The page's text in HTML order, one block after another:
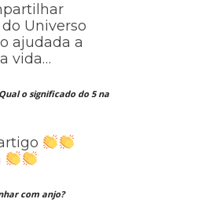
Universo
ajudada a
vida…
Qual o significado do 5 na
com anjo?